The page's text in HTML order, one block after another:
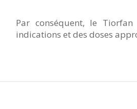
Par conséquent, le
indications et des doses